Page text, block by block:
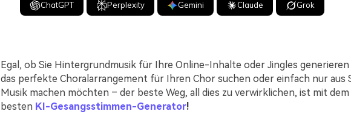
ChatGPT Perplexity Gemini Claude Grok
Egal, ob Sie Hintergrundmusik für Ihre Online-Inhalte oder Jingles
das perfekte Choralarrangement für Ihren Chor suchen oder einfach nur aus
Musik machen möchten – der beste Weg, all dies zu verwirklichen, ist mit dem
besten KI-Gesangsstimmen-Generator!